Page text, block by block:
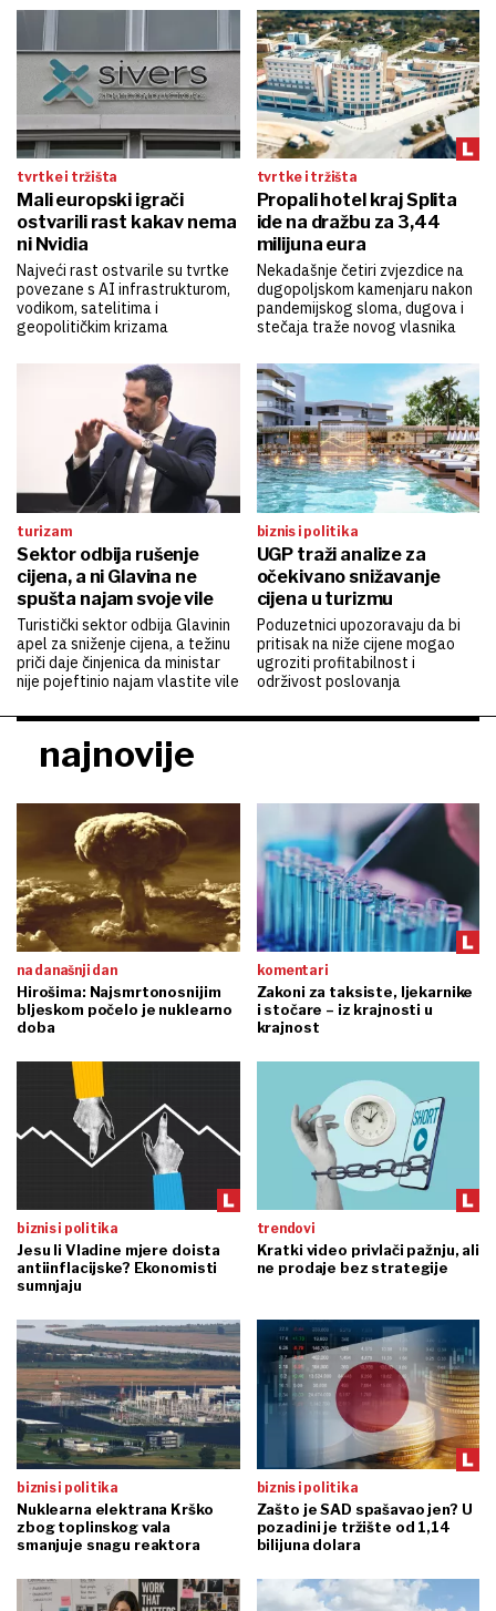
tvrtke i tržišta
Mali europski igrači
ostvarili rast kakav nema
ni Nvidia
Najveći rast ostvarile su tvrtke
povezane s AI infrastrukturom,
vodikom, satelitima i
geopolitičkim krizama
tvrtke i tržišta
Propali hotel kraj Splita
ide na dražbu za 3,44
milijuna eura
Nekadašnje četiri zvjezdice na
dugopoljskom kamenjaru nakon
pandemijskog sloma, dugova i
stečaja traže novog vlasnika
turizam
Sektor odbija rušenje
cijena, a ni Glavina ne
spušta najam svoje vile
Turistički sektor odbija Glavinin
apel za sniženje cijena, a težinu
priči daje činjenica da ministar
nije pojeftinio najam vlastite vile
biznis i politika
UGP traži analize za
očekivano snižavanje
cijena u turizmu
Poduzetnici upozoravaju da bi
pritisak na niže cijene mogao
ugroziti profitabilnost i
održivost poslovanja
najnovije
na današnji dan
Hirošima: Najsmrtonosnijim
bljeskom počelo je nuklearno
doba
komentari
Zakoni za taksiste, ljekarnike
i stočare – iz krajnosti u
krajnost
biznis i politika
Jesu li Vladine mjere doista
antiinflacijske? Ekonomisti
sumnjaju
trendovi
Kratki video privlači pažnju, ali
ne prodaje bez strategije
biznis i politika
Nuklearna elektrana Krško
zbog toplinskog vala
smanjuje snagu reaktora
biznis i politika
Zašto je SAD spašavao jen? U
pozadini je tržište od 1,14
bilijuna dolara